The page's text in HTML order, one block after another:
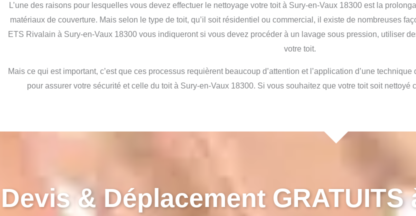
L’une des raisons pour lesquelles vous devez effectuer le nettoyage votre toit à Sury-en-Vaux 18300 est la
matériaux de couverture. Mais selon le type de toit, qu’il soit résidentiel ou commercial, il existe de nombreuses
ETS Rivalain à Sury-en-Vaux 18300 vous indiqueront si vous devez procéder à un lavage sous pression, utiliser
votre toit.
Mais ce qui est important, c’est que ces processus requièrent beaucoup d’attention et l’application d’une
pour assurer votre sécurité et celle du toit à Sury-en-Vaux 18300. Si vous souhaitez que votre toit soit nettoyé
Devis & Déplacement GRATUITS